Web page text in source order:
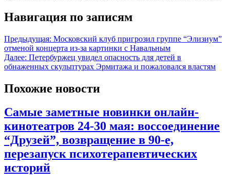
Навигация по записям
Предыдущая: Московский клуб пригрозил группе “Элизиум”
отменой концерта из-за картинки с Навальным
Далее: Петербуржец увидел опасность для детей в
обнаженных скульптурах Эрмитажа и пожаловался властям
Похожие новости
Самые заметные новинки онлайн-
кинотеатров 24-30 мая: воссоединение
“Друзей”, возвращение в 90-е,
перезапуск психотерапевтических
историй